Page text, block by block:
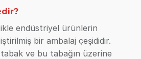
endüstriyel ürünlerin
bir ambalaj çeşididir.
ve bu tabağın üzerine